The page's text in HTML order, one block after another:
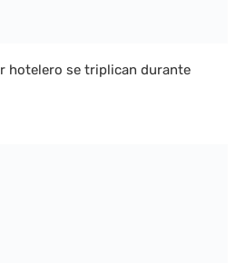
hotelero se triplican durante